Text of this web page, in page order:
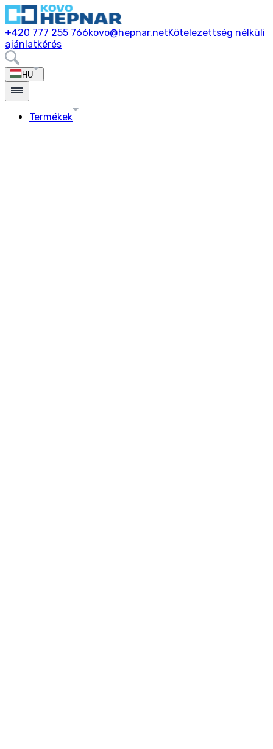
+420 777 255 766kovo@hepnar.netKötelezettség nélküli
ajánlatkérés
HU
Termékek